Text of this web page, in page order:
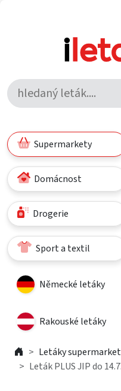
Supermarkety
Domácnost
Drogerie
Sport a textil
Německé letáky
Rakouské letáky
Letáky
Leták PLUS JIP do 14.7.